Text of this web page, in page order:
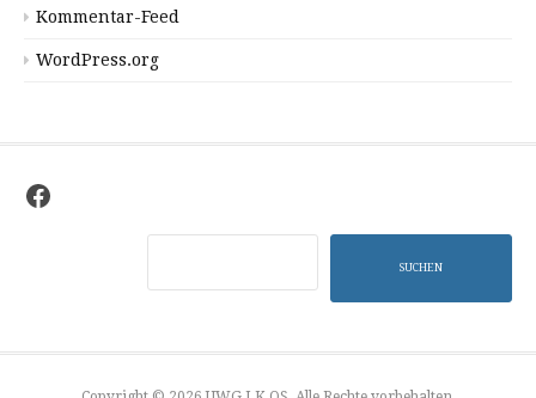
Kommentar-Feed
WordPress.org
Facebook
SUCHEN